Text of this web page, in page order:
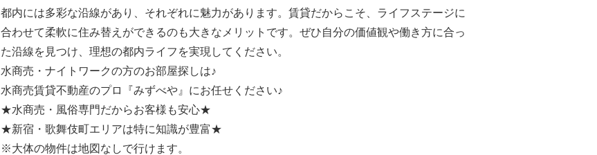
都内には多彩な沿線があり、それぞれに魅力があります。賃貸だからこそ、ライフステージに
合わせて柔軟に住み替えができるのも大きなメリットです。ぜひ自分の価値観や働き方に合っ
た沿線を見つけ、理想の都内ライフを実現してください。
水商売・ナイトワークの方のお部屋探しは♪
水商売賃貸不動産のプロ『みずべや』にお任せください♪
★水商売・風俗専門だからお客様も安心★
★新宿・歌舞伎町エリアは特に知識が豊富★
※大体の物件は地図なしで行けます。